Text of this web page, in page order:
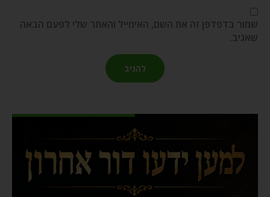
שמור בדפדפן זה את השם, האימייל והאתר שלי לפעם הבאה
שאגיב.